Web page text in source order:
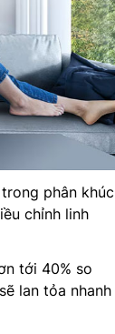
phân khúc
chỉnh linh
tới 40% so
lan tỏa nhanh